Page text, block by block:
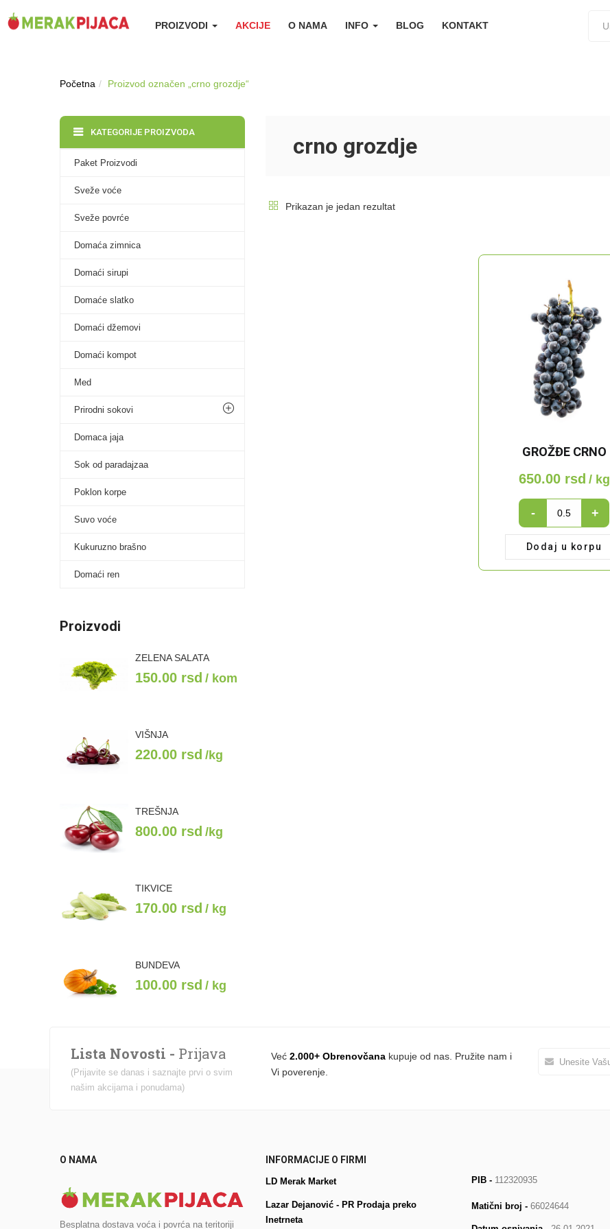
PROIZVODI AKCIJE O NAMA INFO BLOG KONTAKT
Početna Proizvod označen „crno grozdje“
crno grozdje
Prikazan je jedan rezultat
GROŽĐE CRNO
650.00 rsd / kg
Grožđe
crno
quantity
- +
Dodaj u korpu
KATEGORIJE PROIZVODA
Paket Proizvodi
Sveže voće
Sveže povrće
Domaća zimnica
Domaći sirupi
Domaće slatko
Domaći džemovi
Domaći kompot
Med
Prirodni sokovi
Domaca jaja
Sok od paradajzaa
Poklon korpe
Suvo voće
Kukuruzno brašno
Domaći ren
Proizvodi
ZELENA SALATA
150.00 rsd / kom
VIŠNJA
220.00 rsd /kg
TREŠNJA
800.00 rsd /kg
TIKVICE
170.00 rsd / kg
BUNDEVA
100.00 rsd / kg
Lista Novosti - Prijava
(Prijavite se danas i saznajte prvi o svim
našim akcijama i ponudama)
Već 2.000+ Obrenovčana kupuje od nas. Pružite nam i
Vi poverenje.
O NAMA
Besplatna dostava voća i povrća na teritoriji
INFORMACIJE O FIRMI
LD Merak Market
Lazar Dejanović - PR Prodaja preko
Inetrneta
PIB - 112320935
Matični broj - 66024644